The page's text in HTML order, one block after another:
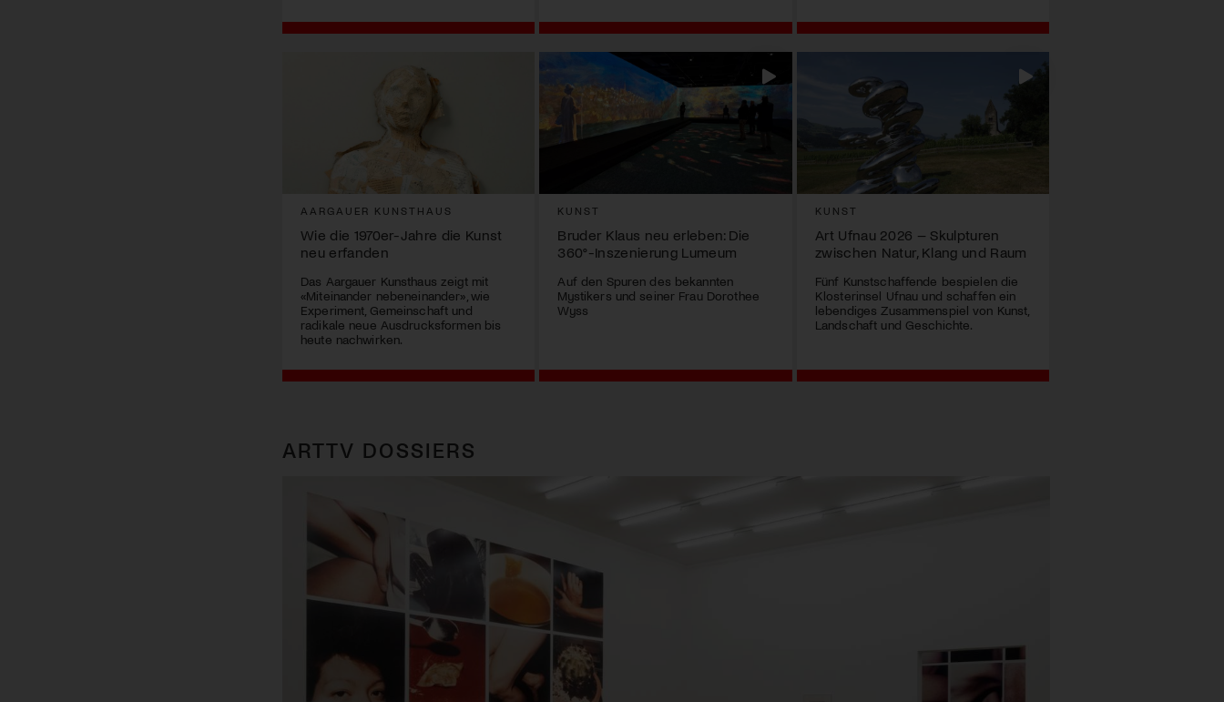
AARGAUER KUNSTHAUS
Wie die 1970er-Jahre die Kunst
neu erfanden
Das Aargauer Kunsthaus zeigt mit
«Miteinander nebeneinander», wie
Experiment, Gemeinschaft und
radikale neue Ausdrucksformen bis
heute nachwirken.
KUNST
Bruder Klaus neu erleben: Die
360°-Inszenierung Lumeum
Auf den Spuren des bekannten
Mystikers und seiner Frau Dorothee
Wyss
KUNST
Art Ufnau 2026 – Skulpturen
zwischen Natur, Klang und Raum
Fünf Kunstschaffende bespielen die
Klosterinsel Ufnau und schaffen ein
lebendiges Zusammenspiel von Kunst,
Landschaft und Geschichte.
ARTTV DOSSIERS